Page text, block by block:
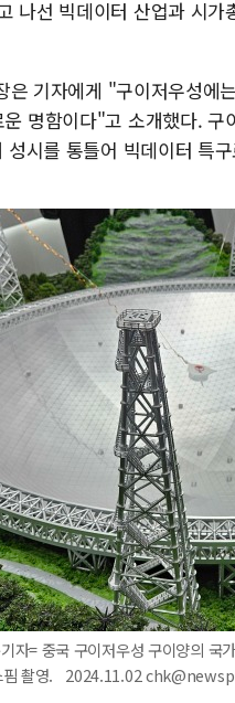
나선 빅데이터 산업과 시
은 기자에게 "구이저우성에
명함이다"고 소개했다.
시를 통틀어 빅데이터 특
자= 중국 구이저우성 구이양의 국
핌 촬영. 2024.11.02